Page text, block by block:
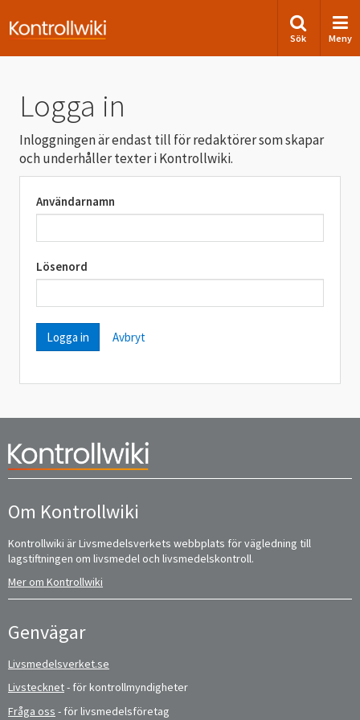
Sök Meny
Logga in
Inloggningen är endast till för redaktörer som skapar
och underhåller texter i Kontrollwiki.
Användarnamn
Lösenord
Avbryt
Om Kontrollwiki
Kontrollwiki är Livsmedelsverkets webbplats för vägledning till
lagstiftningen om livsmedel och livsmedelskontroll.
Mer om Kontrollwiki
Genvägar
Livsmedelsverket.se
Livstecknet- för kontrollmyndigheter
Fråga oss - för livsmedelsföretag